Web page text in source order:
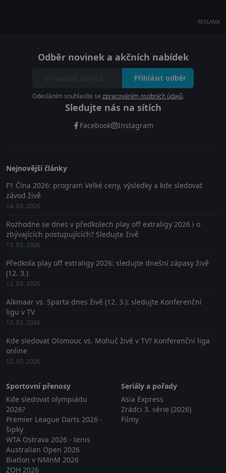
REKLAMA
Odběr novinek a akčních nabídek
Přihlásit odběr
Odesláním souhlasíte se zpracováním osobních údajů.
Sledujte nás na sítích
Facebook Instagram
Nejnovější články
F1 Čína 2026: program Velké ceny, výsledky a kde sledovat
závod živě
14. 03. 2026
Rozhodne se dnes v předkolech play off extraligy 2026 i o
zbývajících postupujících? Sledujte živě
13. 03. 2026
Předkola play off extraligy 2026: sledujte dnešní zápasy živě
(12. 3.)
12. 03. 2026
Alkmaar vs. Sparta dnes živě (12. 3.): sledujte Konferenční
ligu v TV
12. 03. 2026
Kde sledovat Olomouc vs. Mohuč živě v TV? Konferenční liga
online
12. 03. 2026
Sportovní přenosy
Kde sledovat olympiádu
2026?
Premier League Darts 2026 -
šipky
WTA Ostrava 2026 - tenis
Australian Open 2026
Biatlon v NMnM 2026
ZOH 2026
Seriály a pořady
Asia Express
Zrádci 3. série (2026)
Filmy